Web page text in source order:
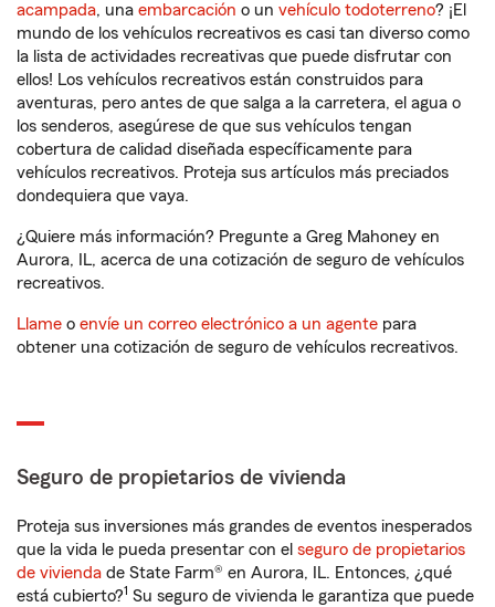
acampada, una embarcación o un vehículo todoterreno? ¡El
mundo de los vehículos recreativos es casi tan diverso como
la lista de actividades recreativas que puede disfrutar con
ellos! Los vehículos recreativos están construidos para
aventuras, pero antes de que salga a la carretera, el agua o
los senderos, asegúrese de que sus vehículos tengan
cobertura de calidad diseñada específicamente para
vehículos recreativos. Proteja sus artículos más preciados
dondequiera que vaya.
¿Quiere más información? Pregunte a Greg Mahoney en
Aurora, IL, acerca de una cotización de seguro de vehículos
recreativos.
Llame o envíe un correo electrónico a un agente para
obtener una cotización de seguro de vehículos recreativos.
Seguro de propietarios de vivienda
Proteja sus inversiones más grandes de eventos inesperados
que la vida le pueda presentar con el seguro de propietarios
de vivienda de State Farm® en Aurora, IL. Entonces, ¿qué
está cubierto?1 Su seguro de vivienda le garantiza que puede